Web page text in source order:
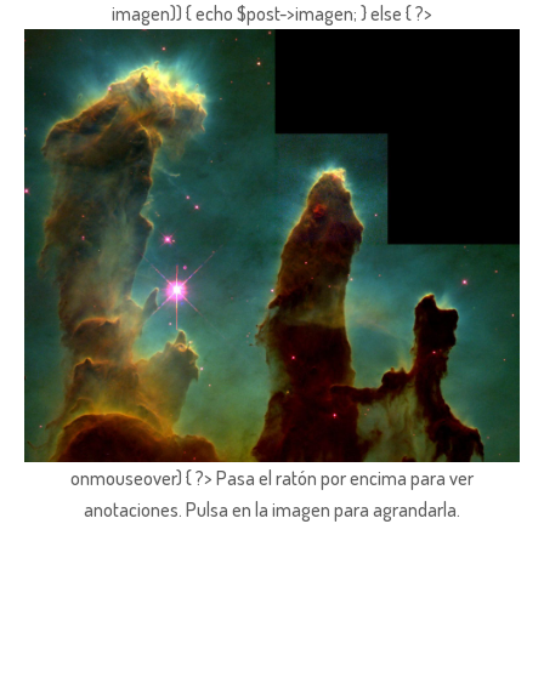
imagen)) { echo $post->imagen; } else { ?>
onmouseover) { ?> Pasa el ratón por encima para ver
anotaciones. Pulsa en la imagen para agrandarla.